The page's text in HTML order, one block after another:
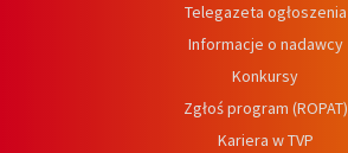
Telegazeta ogłoszenia
Informacje o nadawcy
Konkursy
Zgłoś program (ROPAT)
Kariera w TVP